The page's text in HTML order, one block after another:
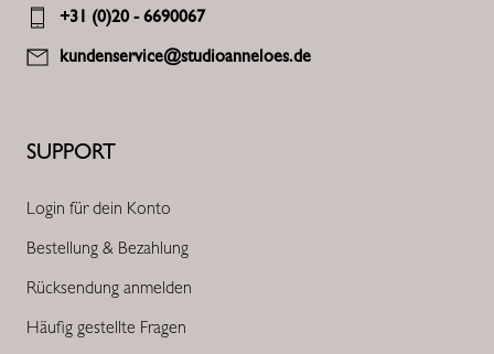
SUPPORT
Login für dein Konto
Bestellung & Bezahlung
Rücksendung anmelden
Häufig gestellte Fragen
+31 (0)20 - 6690067
kundenservice@studioanneloes.de